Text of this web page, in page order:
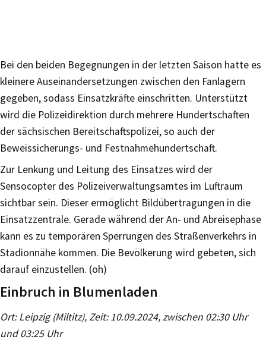
Bei den beiden Begegnungen in der letzten Saison hatte es
kleinere Auseinandersetzungen zwischen den Fanlagern
gegeben, sodass Einsatzkräfte einschritten. Unterstützt
wird die Polizeidirektion durch mehrere Hundertschaften
der sächsischen Bereitschaftspolizei, so auch der
Beweissicherungs- und Festnahmehundertschaft.
Zur Lenkung und Leitung des Einsatzes wird der
Sensocopter des Polizeiverwaltungsamtes im Luftraum
sichtbar sein. Dieser ermöglicht Bildübertragungen in die
Einsatzzentrale. Gerade während der An- und Abreisephase
kann es zu temporären Sperrungen des Straßenverkehrs in
Stadionnähe kommen. Die Bevölkerung wird gebeten, sich
darauf einzustellen. (oh)
Einbruch in Blumenladen
Ort: Leipzig (Miltitz), Zeit: 10.09.2024, zwischen 02:30 Uhr
und 03:25 Uhr